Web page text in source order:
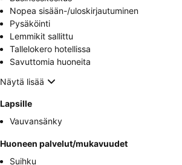
Nopea sisään-/uloskirjautuminen
Pysäköinti
Lemmikit sallittu
Tallelokero hotellissa
Savuttomia huoneita
Näytä lisää
Lapsille
Vauvansänky
Huoneen palvelut/mukavuudet
Suihku